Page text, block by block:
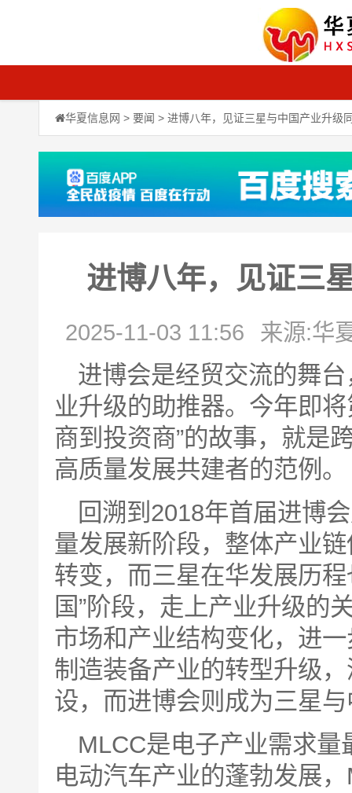
华夏信息网 > 要闻 > 进博八年，见证三星与中国产业升级
进博八年，见证三
2025-11-03 11:56 来源:华
进博会是经贸交流的舞
业升级的助推器。今年即
商到投资商”的故事，就是
高质量发展共建者的范例。
回溯到2018年首届进博
量发展新阶段，整体产业链
转变，而三星在华发展历程
国”阶段，走上产业升级的
市场和产业结构变化，进
制造装备产业的转型升级
设，而进博会则成为三星
MLCC是电子产业需求
电动汽车产业的蓬勃发展